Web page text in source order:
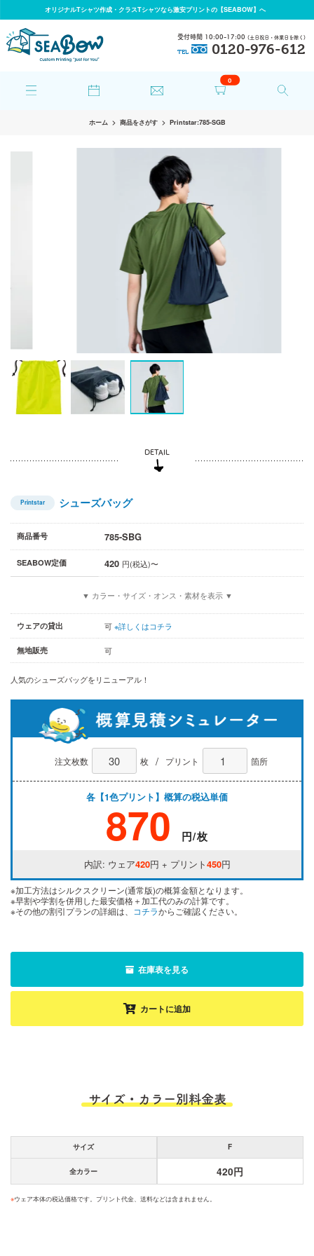
オリジナルTシャツ作成・クラスTシャツなら激安プリントの【SEABOW】へ
0
受付時間 10:00-17:00 (土日祝日・休業日を除く)
TEL 0120-976-612
ホーム 商品をさがす Printstar:785-SGB
Printstar シューズバッグ
商品番号 785-SBG
SEABOW定価 420 円(税込)〜
▼ カラー・サイズ・オンス・素材を表示 ▼
ウェアの貸出 可※詳しくはコチラ
無地販売 可
人気のシューズバッグをリニューアル！
注文枚数 枚 / プリント 箇所
各【1色プリント】概算の税込単価
870 円/枚
内訳: ウェア420円 + プリント450円
※加工方法はシルクスクリーン(通常版)の概算金額となります。
※早割や学割を併用した最安価格＋加工代のみの計算です。
※その他の割引プランの詳細は、
コチラからご確認ください。
在庫表を見る
カートに追加
サイズ・カラー別料金表
サイズ F
全カラー 420円
※ウェア本体の税込価格です。プリント代金、送料などは含まれません。